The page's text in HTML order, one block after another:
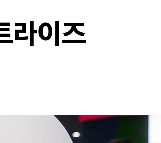
라이즈